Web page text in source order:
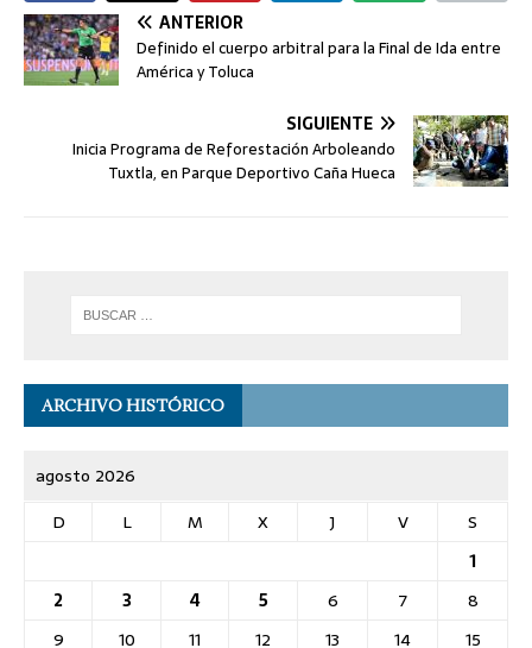
ANTERIOR
Definido el cuerpo arbitral para la Final de Ida entre
América y Toluca
SIGUIENTE
Inicia Programa de Reforestación Arboleando
Tuxtla, en Parque Deportivo Caña Hueca
ARCHIVO HISTÓRICO
agosto 2026
D
L M X J V
S
1
2
3 4 5 6 7
8
9
10 11 12 13 14
15